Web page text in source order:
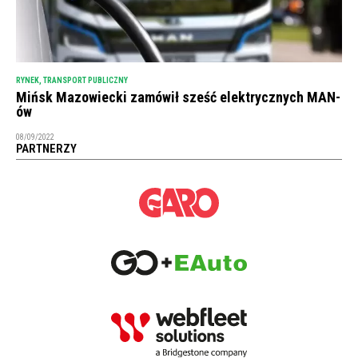
RYNEK, TRANSPORT PUBLICZNY
Mińsk Mazowiecki zamówił sześć elektrycznych MAN-
ów
08/09/2022
PARTNERZY